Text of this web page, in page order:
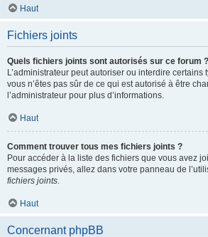
Haut
Fichiers joints
Quels fichiers joints sont autorisés sur ce forum ?
L’administrateur peut autoriser ou interdire certains
vous n’êtes pas sûr de ce qui est autorisé à être
l’administrateur pour plus d’informations.
Haut
Comment trouver tous mes fichiers joints ?
Pour accéder à la liste des fichiers que vous avez
messages privés, allez dans votre panneau de
fichiers joints.
Haut
Concernant phpBB